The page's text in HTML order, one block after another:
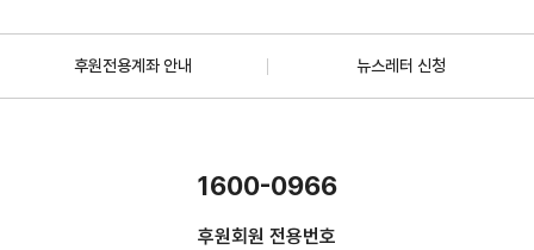
후원전용계좌 안내 뉴스레터 신청
1600-0966
후원회원 전용번호